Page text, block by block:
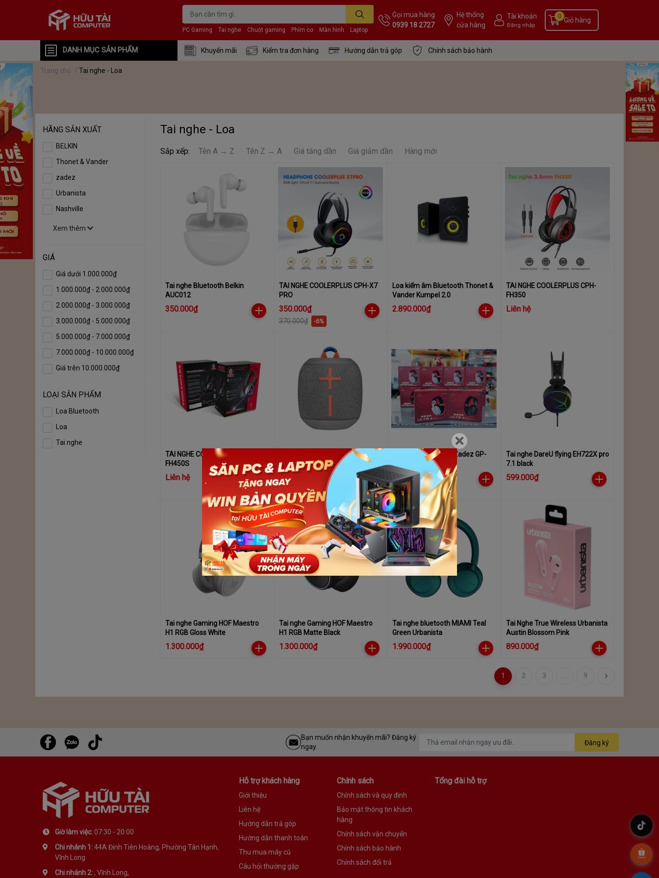
PC Gaming Tai nghe Chuột gaming Phím cơ Màn hình Laptop
Gọi mua hàng
0939 18 2727
Hệ thống
cửa hàng
Tài khoản
Đăng nhập
Giỏ hàng
0
DANH MỤC SẢN PHẨM Khuyến mãi Kiểm tra đơn hàng Hướng dẫn trả góp Chính sách bảo hành
Trang chủ / Tai nghe - Loa
HÃNG SẢN XUẤT
BELKIN
Thonet & Vander
zadez
Urbanista
Nashville
Xem thêm
GIÁ
Giá dưới 1.000.000₫
1.000.000₫ - 2.000.000₫
2.000.000₫ - 3.000.000₫
3.000.000₫ - 5.000.000₫
5.000.000₫ - 7.000.000₫
7.000.000₫ - 10.000.000₫
Giá trên 10.000.000₫
LOẠI SẢN PHẨM
Loa Bluetooth
Loa
Tai nghe
Tai nghe - Loa
Sắp xếp: Tên A → Z Tên Z → A Giá tăng dần Giá giảm dần Hàng mới
Tai nghe Bluetooth Belkin
AUC012
350.000₫
TAI NGHE COOLERPLUS CPH-X7
PRO
350.000₫
370.000₫ -6%
Loa kiểm âm Bluetooth Thonet &
Vander Kumpel 2.0
2.890.000₫
TAI NGHE COOLERPLUS CPH-
FH350
Liên hệ
TAI NGHE COOLERPLUS CPH-
FH450S
Liên hệ
Loa bluetooth Logitech ultimate
Ears Wonderboom 2 xám
1.200.000₫
1.300.000₫ -8%
Tai nghe không dây Zadez GP-
803 trắng/đen
499.000₫
Tai nghe DareU flying EH722X pro
7.1 black
599.000₫
Tai nghe Gaming HOF Maestro
H1 RGB Gloss White
1.300.000₫
Tai nghe Gaming HOF Maestro
H1 RGB Matte Black
1.300.000₫
Tai nghe bluetooth MIAMI Teal
Green Urbanista
1.990.000₫
Tai Nghe True Wireless Urbanista
Austin Blossom Pink
890.000₫
1 2 3 9
Bạn muốn nhận khuyến mãi? Đăng ký
ngay.
Đăng ký
Giờ làm việc:07:30 - 20:00
Chi nhánh 1:44A Đinh Tiên Hoàng, Phường Tân Hạnh,
Vĩnh Long
Chi nhánh 2:, Vĩnh Long,
Hỗ trợ khách hàng
Giới thiệu
Liên hệ
Hướng dẫn trả góp
Hướng dẫn thanh toán
Thu mua máy cũ
Câu hỏi thường gặp
Chính sách
Chính sách và quy định
Bảo mật thông tin khách
hàng
Chính sách vận chuyển
Chính sách bảo hành
Chính sách đổi trả
Tổng đài hỗ trợ
.
.